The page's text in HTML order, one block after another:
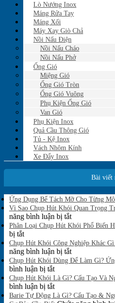
Lò Nướng Inox
Máng Rửa Tay
Máng Xối
Máy Xay Giò Chả
Nồi Nấu Điện
Nồi Nấu Cháo
Nồi Nấu Phở
Ống Gió
Miệng Gió
Ống Gió Tròn
Ống Gió Vuông
Phụ Kiện Ống Gió
Van Gió
Phụ Kiện Inox
Quả Cầu Thông Gió
Tủ - Kệ Inox
Vách Nhôm Kính
Xe Đẩy Inox
Bài viết
Ứng Dụng Bể Tách Mỡ Cho Từng
Vì Sao Chụp Hút Khói Quan Trọng
năng bình luận bị tắtở
Vì
Chụp
Hút
Khói
Trọng
Hệ
Phân Loại Chụp Hút Khói Phổ Biến
bị tắtở
Phân
Loại
Chụp
Hút
Khói
Phổ
Biến
Chụp Hút Khói Công Nghiệp Khác
năng bình luận bị tắtở
Chụp
Khói
Nghiệp
Chụp Hút Khói Dùng Để Làm Gì?
bình luận bị tắtở
Chụp
Hút
Khói
Chụp Hút Khói Là Gì? Cấu Tạo Và
bình luận bị tắtở
Chụp
Barie Tự Động Là Gì? Cấu Tạo &